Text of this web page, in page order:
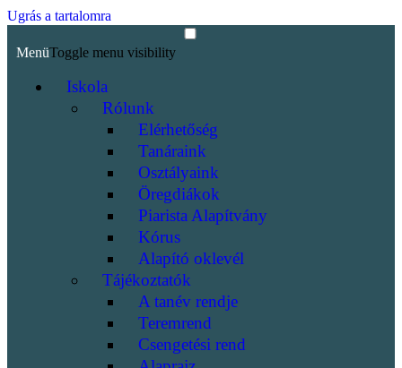
Ugrás a tartalomra
MenüToggle menu visibility
Iskola
Rólunk
Elérhetőség
Tanáraink
Osztályaink
Öregdiákok
Piarista Alapítvány
Kórus
Alapító oklevél
Tájékoztatók
A tanév rendje
Teremrend
Csengetési rend